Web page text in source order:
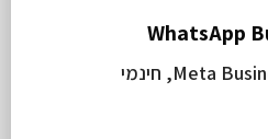
פותחים דרך Meta Business Suite, חינמי